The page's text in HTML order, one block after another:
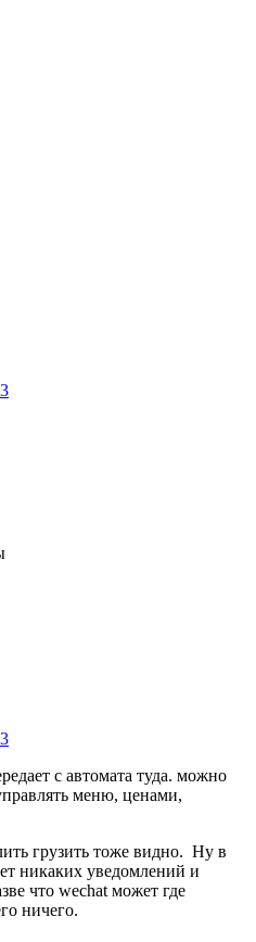
с автомата туда. можно
меню, ценами,
грузить тоже видно. Ну в
никаких уведомлений и
что wechat может где
ничего.